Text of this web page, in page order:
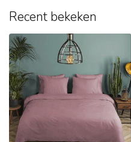
Recent bekeken